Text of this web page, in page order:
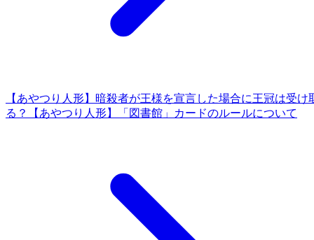
【あやつり人形】暗殺者が王様を宣言した場合に王冠は受け
る？
【あやつり人形】「図書館」カードのルールについて